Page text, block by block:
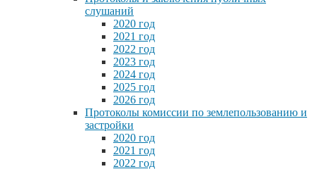
слушаний
2020 год
2021 год
2022 год
2023 год
2024 год
2025 год
2026 год
Протоколы комиссии по землепользованию и
застройки
2020 год
2021 год
2022 год